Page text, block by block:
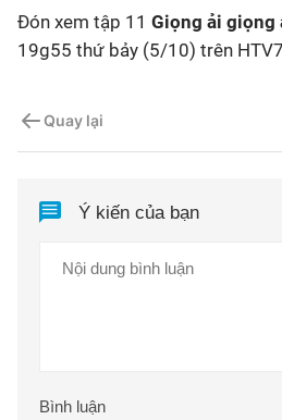
Đón xem tập 11 Giọng ải giọng
19g55 thứ bảy (5/10) trên
Quay lại
Ý kiến của bạn
Bình luận